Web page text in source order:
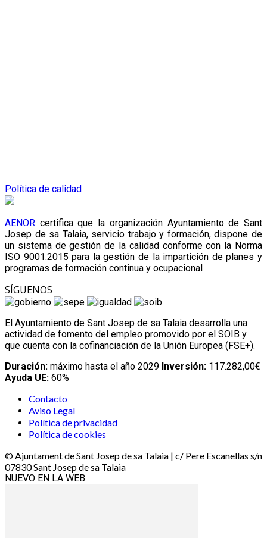
Política de calidad
AENOR certifica que la organización Ayuntamiento de Sant
Josep de sa Talaia, servicio trabajo y formación, dispone de
un sistema de gestión de la calidad conforme con la Norma
ISO 9001:2015 para la gestión de la impartición de planes y
programas de formación continua y ocupacional
SÍGUENOS
El Ayuntamiento de Sant Josep de sa Talaia desarrolla una
actividad de fomento del empleo promovido por el SOIB y
que cuenta con la cofinanciación de la Unión Europea (FSE+).
Duración: máximo hasta el año 2029 Inversión: 117.282,00€
Ayuda UE: 60%
Contacto
Aviso Legal
Política de privacidad
Política de cookies
© Ajuntament de Sant Josep de sa Talaia | c/ Pere Escanellas s/n
07830 Sant Josep de sa Talaia
NUEVO EN LA WEB